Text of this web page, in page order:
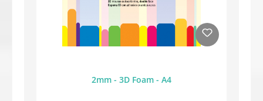
2mm - 3D Foam - A4